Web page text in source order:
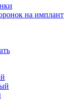
на имплант